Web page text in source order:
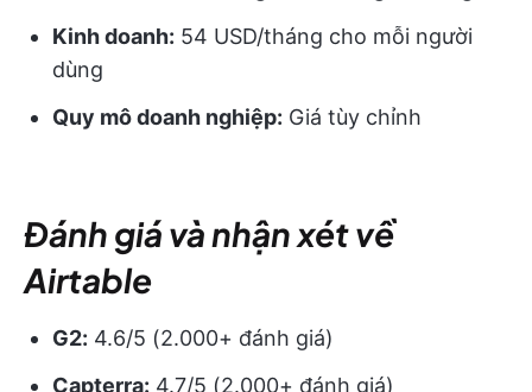
Kinh doanh: 54 USD/tháng cho mỗi người
dùng
Quy mô doanh nghiệp: Giá tùy chỉnh
Đánh giá và nhận xét về
Airtable
G2: 4.6/5 (2.000+ đánh giá)
Capterra: 4.7/5 (2.000+ đánh giá)